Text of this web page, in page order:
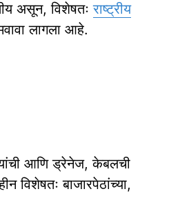
असून, विशेषतःराष्ट्रीय
लागला आहे.
आणि ड्रेनेज, केबलची
विशेषतः बाजारपेठांच्या,